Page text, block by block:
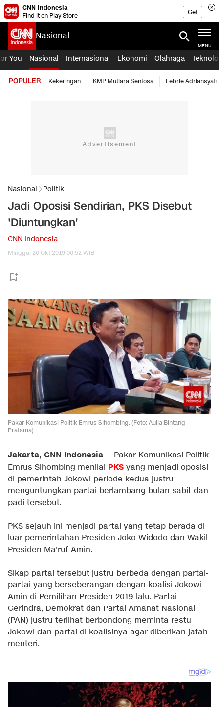
CNN Indonesia
Find it on Play Store
Get
Nasional
MENU
You Nasional Internasional Ekonomi Olahraga
POPULER Kekeringan KMP Mutiara Sentosa Febrie Adriansyah
Nasional Politik
Jadi Oposisi Sendirian, PKS Disebut
'Diuntungkan'
CNN Indonesia
Minggu, 20 Okt 2019 06:52 WIB
Pakar Komunikasi Politik Emrus Sihombing. (Foto: Aulia Bintang
Pratama)
Jakarta, CNN Indonesia -- Pakar Komunikasi Politik
Emrus Sihombing menilai PKS yang menjadi oposisi
di pemerintah Jokowi periode kedua justru
menguntungkan partai berlambang bulan sabit dan
padi tersebut.
PKS sejauh ini menjadi partai yang tetap berada di
luar pemerintahan Presiden Joko Widodo dan Wakil
Presiden Ma'ruf Amin.
Sikap partai tersebut justru berbeda dengan partai-
partai yang berseberangan dengan koalisi Jokowi-
Amin di Pemilihan Presiden 2019 lalu. Partai
Gerindra, Demokrat dan Partai Amanat Nasional
(PAN) justru terlihat berbondong meminta restu
Jokowi dan partai di koalisinya agar diberikan jatah
menteri.